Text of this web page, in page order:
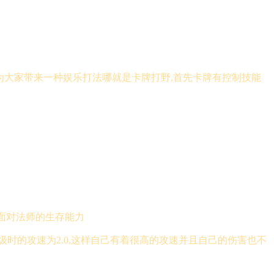
家带来一种娱乐打法哪就是卡牌打野,首先卡牌有控制技能
对法师的生存能力
的攻速为2.0,这样自己有着很高的攻速并且自己的伤害也不